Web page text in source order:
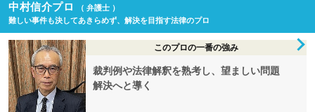
中村信介プロ
（ 弁護士 ）
難しい事件も決してあきらめず、解決を目指す法律のプロ
このプロの一番の強み
裁判例や法律解釈を熟考し、望ましい問題
解決へと導く